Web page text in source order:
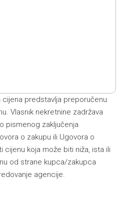
cijena predstavlja preporučenu
Vlasnik nekretnine zadržava
pismenog zaključenja
o zakupu ili Ugovora o
cijenu koja može biti niža, ista ili
od strane kupca/zakupca
agencije.